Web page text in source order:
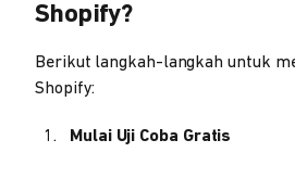
Shopify?
Berikut langkah-langkah untuk
Shopify:
Mulai Uji Coba Gratis